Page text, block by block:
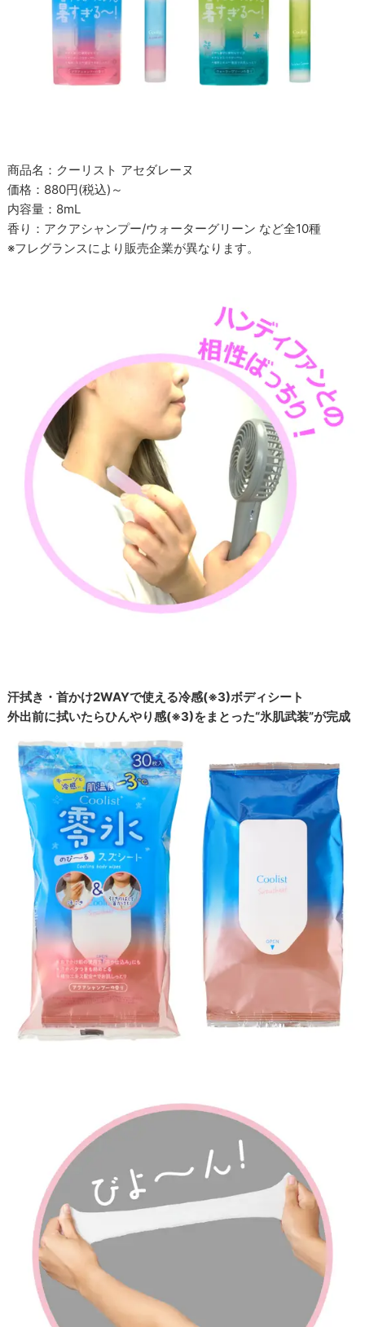
商品名：クーリスト アセダレーヌ
価格：880円(税込)～
内容量：8mL
香り：アクアシャンプー/ウォーターグリーン など全10種
※フレグランスにより販売企業が異なります。
汗拭き・首かけ2WAYで使える冷感(※3)ボディシート
外出前に拭いたらひんやり感(※3)をまとった“氷肌武装”が完成